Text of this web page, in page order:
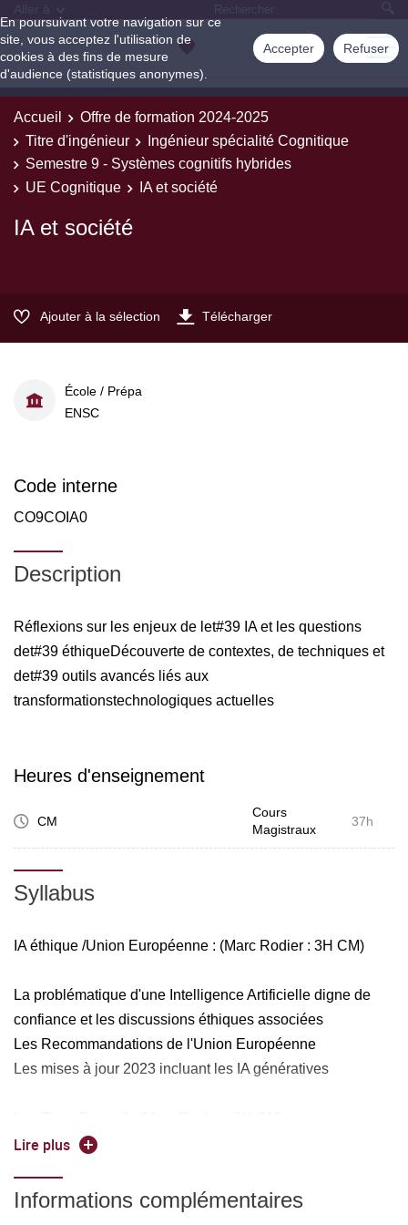
En poursuivant votre navigation sur ce
site, vous acceptez l'utilisation de
cookies à des fins de mesure
d'audience (statistiques anonymes).
Accepter Refuser
Aller à
Accueil
Offre de formation 2024-2025
Titre d'ingénieur
Ingénieur spécialité Cognitique
Semestre 9 - Systèmes cognitifs hybrides
UE Cognitique
IA et société
IA et société
Ajouter à la sélection Télécharger
École / Prépa
ENSC
Code interne
CO9COIA0
Description
Réflexions sur les enjeux de let#39 IA et les questions
det#39 éthiqueDécouverte de contextes, de techniques et
det#39 outils avancés liés aux
transformationstechnologiques actuelles
Heures d'enseignement
CM
Cours
Magistraux
37h
Syllabus
IA éthique /Union Européenne : (Marc Rodier : 3H CM)
La problématique d'une Intelligence Artificielle digne de
confiance et les discussions éthiques associées
Les Recommandations de l'Union Européenne
Les mises à jour 2023 incluant les IA génératives
Impacts en IA
Exemples sur les 3 familles principales de Biais
Lire plus
Informations complémentaires